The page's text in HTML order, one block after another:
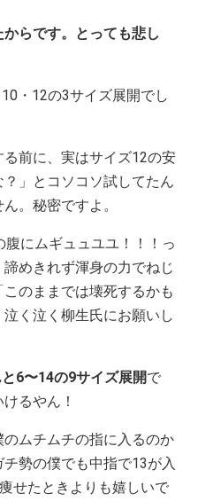
らです。とっても悲し
・12の3サイズ展開でし
前に、実はサイズ12の安
」とコソコソ試してたん
。秘密ですよ。
にムギュュユユ！！！っ
めきれず渾身の力でねじ
のままでは壊死するかも
く泣く柳生氏にお願いし
6〜14の9サイズ展開で
るやん！
ムチムチの指に入るのか
勢の僕でも中指で13が入
せたときよりも嬉しいで